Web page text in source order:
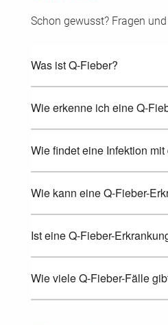
Schon gewusst? Fragen
Was ist Q-Fieber?
Wie erkenne ich eine Q-
Wie findet eine Infektion
Wie kann eine Q-Fieber-
Ist eine Q-Fieber-
Wie viele Q-Fieber-Fälle